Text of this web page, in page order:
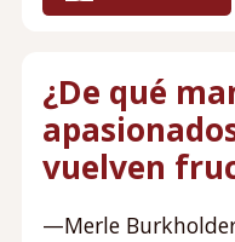
¿De qué
vuelven
—Merle